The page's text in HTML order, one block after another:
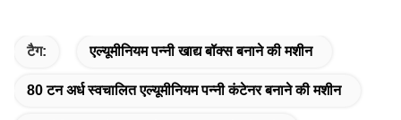
टैग: एल्यूमीनियम पन्नी खाद्य बॉक्स बनाने की मशीन
80 टन अर्ध स्वचालित एल्यूमीनियम पन्नी कंटेनर बनाने की मशीन